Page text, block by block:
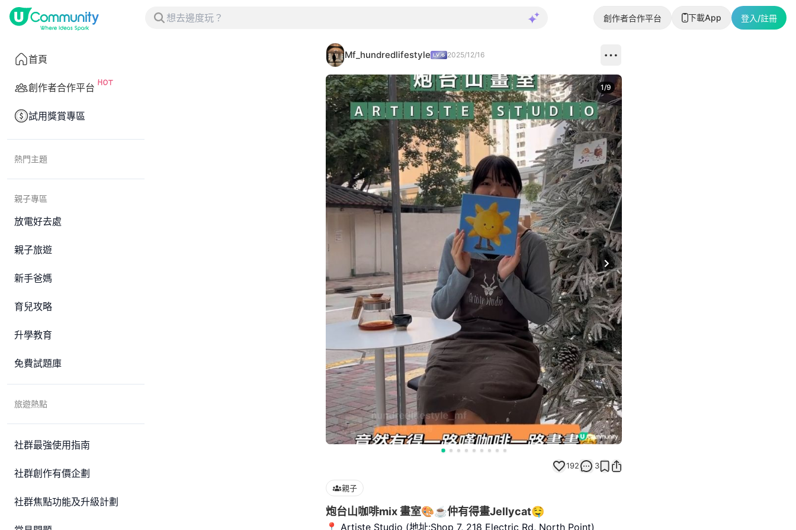
創作者合作平台 下載App 登入/註冊
首頁
創作者合作平台
試用獎賞專區
熱門主題
親子專區
放電好去處
親子旅遊
新手爸媽
育兒攻略
升學教育
免費試題庫
旅遊熱點
社群最強使用指南
社群創作有價企劃
社群焦點功能及升級計劃
Mf_hundredlifestyle 2025/12/16
Next slide
1/9
192 3
親子
炮台山咖啡mix 畫室🎨☕️仲有得畫Jellycat🤤
📍 Artiste Studio (地址:Shop 7, 218 Electric Rd, North Point)